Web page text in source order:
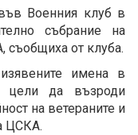
Военния клуб в
събрание на
съобщиха от клуба.
имена в
цели да възроди
на ветераните и
ЦСКА.